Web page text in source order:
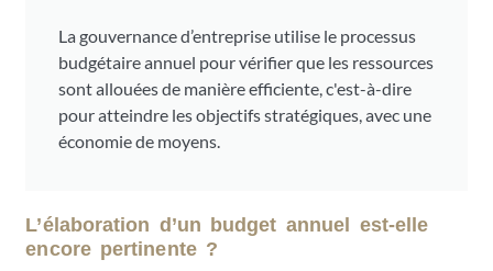
La gouvernance d’entreprise utilise le processus
budgétaire annuel pour vérifier que les ressources
sont allouées de manière efficiente, c'est-à-dire
pour atteindre les objectifs stratégiques, avec une
économie de moyens.
L’élaboration d’un budget annuel est-elle
encore pertinente ?